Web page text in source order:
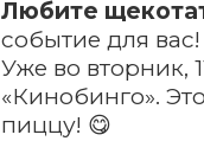
Любите
событие для вас!
Уже во вторник,
«Кинобинго».
пиццу! 😋